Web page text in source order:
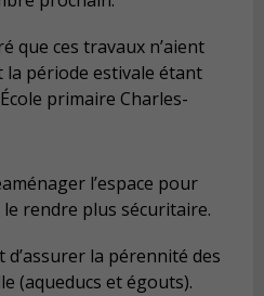
que ces travaux n’aient
période estivale étant
primaire Charles-
l’espace pour
rendre plus sécuritaire.
la pérennité des
(aqueducs et égouts).